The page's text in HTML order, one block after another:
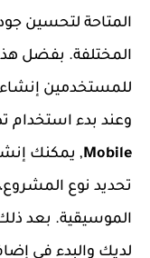
المتاحة لتحسين
المختلفة. بفضل
للمستخدمين
وعند بدء استخدام
Mobile, يمكنك
تحديد نوع
الموسيقية. بعد
لديك والبدء في